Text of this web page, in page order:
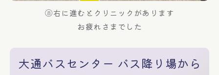
⑧右に進むとクリニックがあります
お疲れさまでした
大通バスセンター バス降り場から